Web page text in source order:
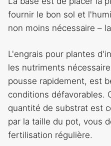
fournir le bon sol et
non moins nécessaire –
L'engrais pour plantes
les nutriments
pousse rapidement, est
conditions défavorables.
quantité de substrat est
par la taille du pot, vous
fertilisation régulière.